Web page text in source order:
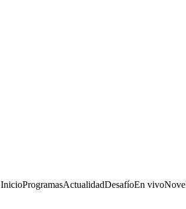
InicioProgramasActualidadDesafíoEn vivo